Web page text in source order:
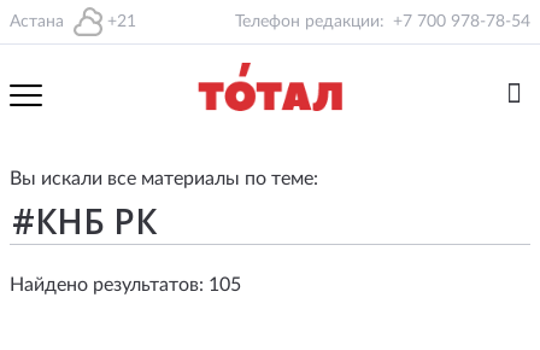
Астана +21 Телефон редакции: +7 700 978-78-54
Вы искали все материалы по теме:
Найдено результатов: 105